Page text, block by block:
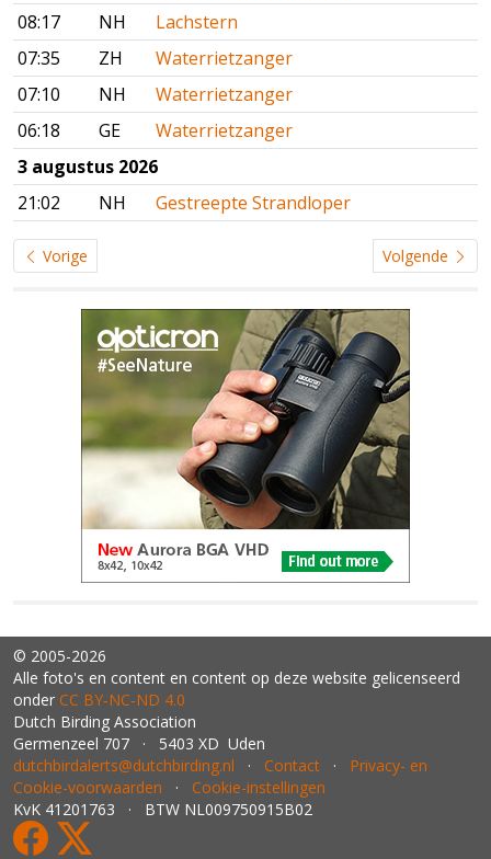
08:17
NH
Lachstern
07:35
ZH
Waterrietzanger
07:10
NH
Waterrietzanger
06:18
GE
Waterrietzanger
3 augustus 2026
21:02
NH Gestreepte Strandloper
Vorige Volgende
© 2005-2026
Alle foto's en content en content op deze website gelicenseerd
onder CC BY‑NC‑ND 4.0
Dutch Birding Association
Germenzeel 707 · 5403 XD Uden
dutchbirdalerts@dutchbirding.nl · Contact · Privacy- en
Cookie-voorwaarden · Cookie-instellingen
KvK 41201763 · BTW NL009750915B02